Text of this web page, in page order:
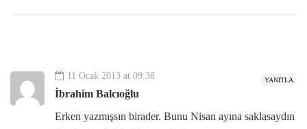
YANITLA
11 Ocak 2013 at 09:38
İbrahim Balcıoğlu
Erken yazmışsın birader. Bunu Nisan ayına saklasaydın